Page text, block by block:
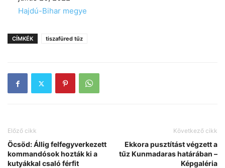
In relation to
Hajdú-Bihar megye
CÍMKÉK tiszafüred tűz
Előző cikk
Öcsöd: Állig felfegyverkezett
kommandósok hozták ki a
kutyákkal csaló férfit
Következő cikk
Ekkora pusztítást végzett a
tűz Kunmadaras határában –
Képgaléria